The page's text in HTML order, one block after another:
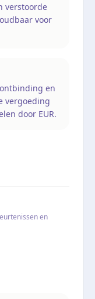
verstoorde
voor
en
vergoeding
door EUR.
en